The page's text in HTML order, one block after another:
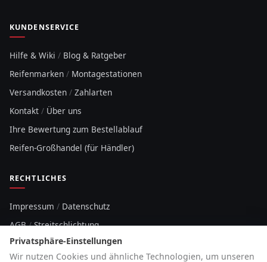
KUNDENSERVICE
Hilfe & Wiki / Blog & Ratgeber
Reifenmarken / Montagestationen
Versandkosten / Zahlarten
Kontakt / Über uns
Ihre Bewertung zum Bestellablauf
Reifen-Großhandel (für Händler)
RECHTLICHES
Impressum / Datenschutz
AGB/Streitschlichtung
Sitemap
Privatsphäre-Einstellungen
Wir nutzen Cookies und ähnliche Technologien, um unseren